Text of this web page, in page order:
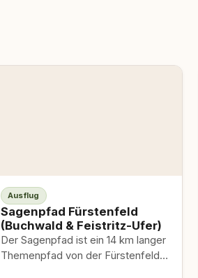
Ausflug
Sagenpfad Fürstenfeld
(Buchwald & Feistritz-Ufer)
Der Sagenpfad ist ein 14 km langer
Themenpfad von der Fürstenfelder